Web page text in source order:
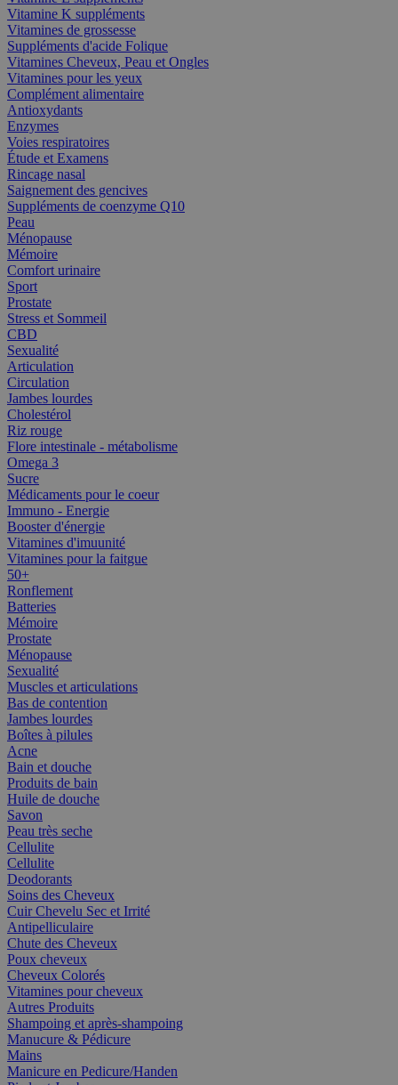
Vitamine K suppléments
Vitamines de grossesse
Suppléments d'acide Folique
Vitamines Cheveux, Peau et Ongles
Vitamines pour les yeux
Complément alimentaire
Antioxydants
Enzymes
Voies respiratoires
Étude et Examens
Rincage nasal
Saignement des gencives
Suppléments de coenzyme Q10
Peau
Ménopause
Mémoire
Comfort urinaire
Sport
Prostate
Stress et Sommeil
CBD
Sexualité
Articulation
Circulation
Jambes lourdes
Cholestérol
Riz rouge
Flore intestinale - métabolisme
Omega 3
Sucre
Médicaments pour le coeur
Immuno - Energie
Booster d'énergie
Vitamines d'imuunité
Vitamines pour la faitgue
50+
Ronflement
Batteries
Mémoire
Prostate
Ménopause
Sexualité
Muscles et articulations
Bas de contention
Jambes lourdes
Boîtes à pilules
Acne
Bain et douche
Produits de bain
Huile de douche
Savon
Peau très seche
Cellulite
Cellulite
Deodorants
Soins des Cheveux
Cuir Chevelu Sec et Irrité
Antipelliculaire
Chute des Cheveux
Poux cheveux
Cheveux Colorés
Vitamines pour cheveux
Autres Produits
Shampoing et après-shampoing
Manucure & Pédicure
Mains
Manicure en Pedicure/Handen